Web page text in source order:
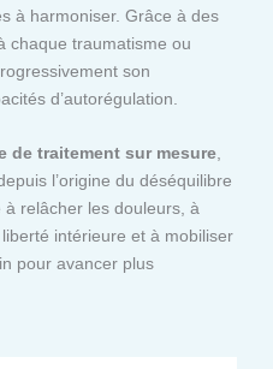
à harmoniser. Grâce à des
chaque traumatisme ou
son
d’autorégulation.
de traitement sur mesure,
l’origine du déséquilibre
à relâcher les douleurs, à
intérieure et à mobiliser
pour avancer plus